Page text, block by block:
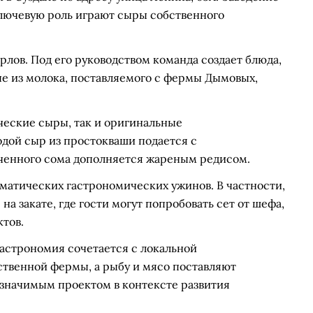
роль играют сыры собственного
Под его руководством команда создает блюда,
из молока, поставляемого с фермы Дымовых,
сыры, так и оригинальные
сыр из простокваши подается с
сома дополняется жареным редисом.
гастрономических ужинов. В частности,
закате, где гости могут попробовать сет от шефа,
сочетается с локальной
фермы, а рыбу и мясо поставляют
проектом в контексте развития